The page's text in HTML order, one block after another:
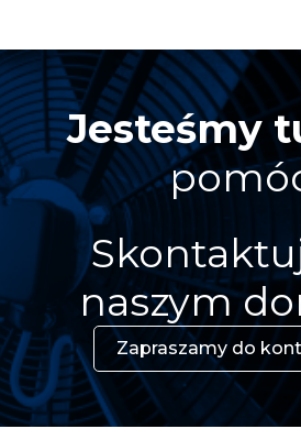
Jesteśmy
naszym
Zapraszamy do